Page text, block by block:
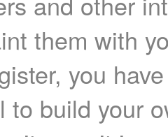
them with
you
to build your